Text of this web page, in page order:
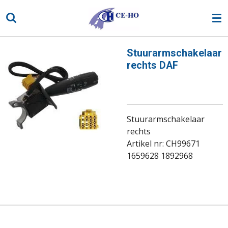
direct
naar
hoofdinhoud
Stuurarmschakelaar
rechts DAF
Stuurarmschakelaar
rechts
Artikel nr: CH99671
1659628 1892968